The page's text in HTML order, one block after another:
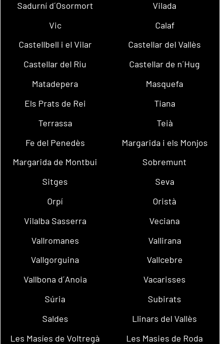
Sadurní d´Osormort
Vilada
Vic
Calaf
Castellbell i el Vilar
Castellar del Vallès
Castellar del Riu
Castellar de n´Hug
Matadepera
Masquefa
Els Prats de Rei
Tiana
Terrassa
Teià
Fe del Penedès
Margarida i els Monjos
Margarida de Montbui
Sobremunt
Sitges
Seva
Orpí
Oristà
Vilalba Sasserra
Veciana
Vallromanes
Vallirana
Vallgorguina
Vallcebre
Vallbona d´Anoia
Vacarisses
Súria
Subirats
Saldes
Llinars del Vallès
Les Masíes de Voltregà
Les Masies de Roda